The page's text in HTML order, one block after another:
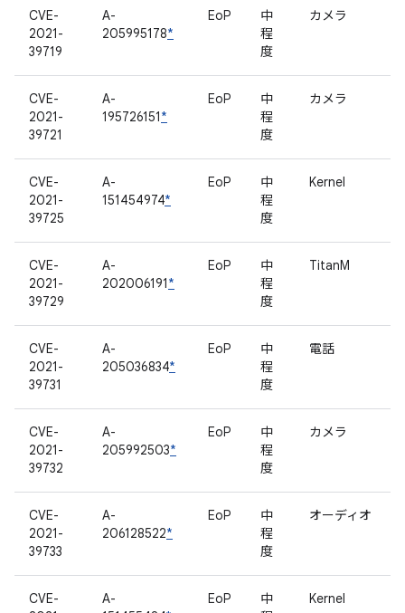
CVE-
2021-
39719
A-
205995178*
EoP
中
程
度
カメラ
CVE-
2021-
39721
A-
195726151*
EoP
中
程
度
カメラ
CVE-
2021-
39725
A-
151454974*
EoP
中
程
度
Kernel
CVE-
2021-
39729
A-
202006191*
EoP
中
程
度
TitanM
CVE-
2021-
39731
A-
205036834*
EoP
中
程
度
電話
CVE-
2021-
39732
A-
205992503*
EoP
中
程
度
カメラ
CVE-
2021-
39733
A-
206128522*
EoP
中
程
度
オーディオ
CVE-
A-
EoP
中
Kernel